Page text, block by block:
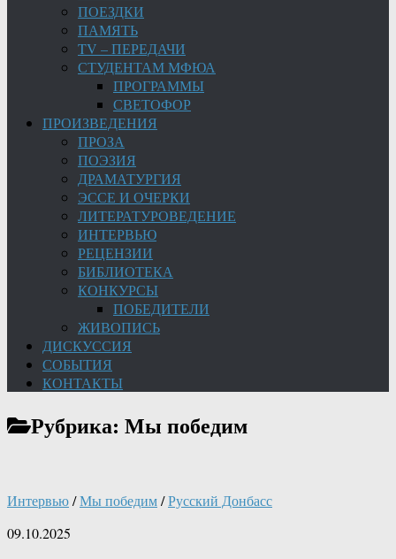
ПОЕЗДКИ
ПАМЯТЬ
TV – ПЕРЕДАЧИ
СТУДЕНТАМ МФЮА
ПРОГРАММЫ
СВЕТОФОР
ПРОИЗВЕДЕНИЯ
ПРОЗА
ПОЭЗИЯ
ДРАМАТУРГИЯ
ЭССЕ И ОЧЕРКИ
ЛИТЕРАТУРОВЕДЕНИЕ
ИНТЕРВЬЮ
РЕЦЕНЗИИ
БИБЛИОТЕКА
КОНКУРСЫ
ПОБЕДИТЕЛИ
ЖИВОПИСЬ
ДИСКУССИЯ
СОБЫТИЯ
КОНТАКТЫ
Рубрика: Мы победим
Интервью/Мы победим/Русский Донбасс
09.10.2025